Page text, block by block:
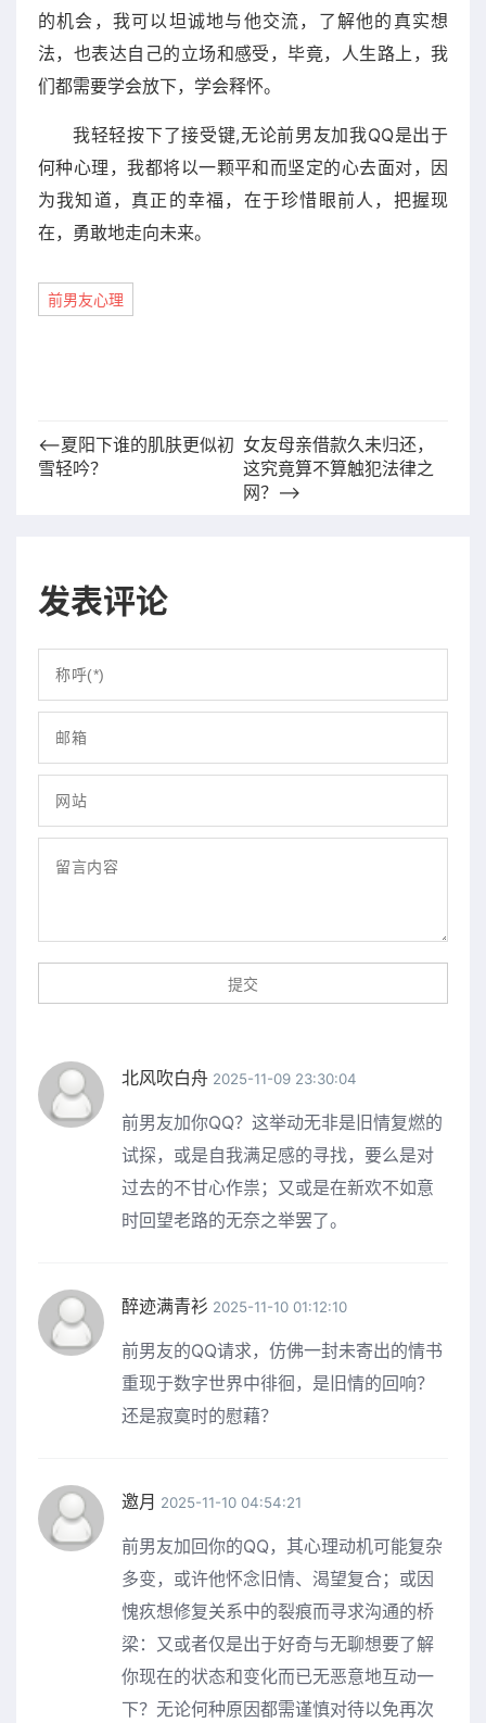
的机会，我可以坦诚地与他交流，了解他的真实想
法，也表达自己的立场和感受，毕竟，人生路上，我
们都需要学会放下，学会释怀。
我轻轻按下了接受键,无论前男友加我QQ是出于
何种心理，我都将以一颗平和而坚定的心去面对，因
为我知道，真正的幸福，在于珍惜眼前人，把握现
在，勇敢地走向未来。
前男友心理
⟵夏阳下谁的肌肤更似初
雪轻吟？
女友母亲借款久未归还，
这究竟算不算触犯法律之
网？⟶
发表评论
北风吹白舟2025-11-09 23:30:04
前男友加你QQ？这举动无非是旧情复燃的
试探，或是自我满足感的寻找，要么是对
过去的不甘心作祟；又或是在新欢不如意
时回望老路的无奈之举罢了。
醉迹满青衫 2025-11-10 01:12:10
前男友的QQ请求，仿佛一封未寄出的情书
重现于数字世界中徘徊，是旧情的回响？
还是寂寞时的慰藉？
邀月 2025-11-10 04:54:21
前男友加回你的QQ，其心理动机可能复杂
多变，或许他怀念旧情、渴望复合；或因
愧疚想修复关系中的裂痕而寻求沟通的桥
梁：又或者仅是出于好奇与无聊想要了解
你现在的状态和变化而已无恶意地互动一
下？无论何种原因都需谨慎对待以免再次